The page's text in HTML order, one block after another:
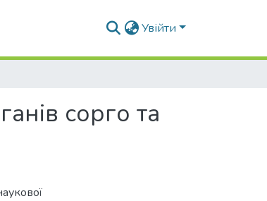
Увійти
сорго та